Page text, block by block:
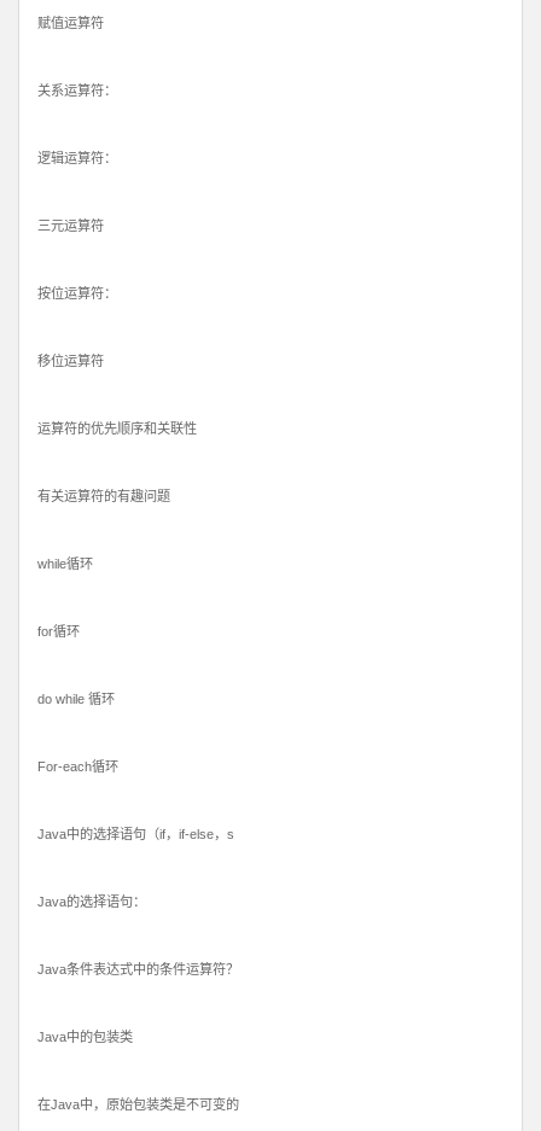
赋值运算符
关系运算符：
逻辑运算符：
三元运算符
按位运算符：
移位运算符
运算符的优先顺序和关联性
有关运算符的有趣问题
while循环
for循环
do while 循环
For-each循环
Java中的选择语句（if，if-else，s
Java的选择语句：
Java条件表达式中的条件运算符？
Java中的包装类
在Java中，原始包装类是不可变的